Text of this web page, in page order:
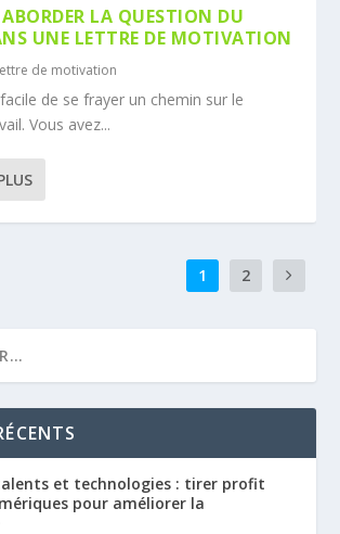
LA QUESTION DU
UNE LETTRE DE MOTIVATION
de motivation
de se frayer un chemin sur le
Vous avez...
1 2
et technologies : tirer profit
pour améliorer la